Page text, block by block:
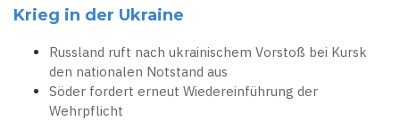
Krieg in der Ukraine
Russland ruft nach ukrainischem Vorstoß bei Kursk
den nationalen Notstand aus
Söder fordert erneut Wiedereinführung der
Wehrpflicht